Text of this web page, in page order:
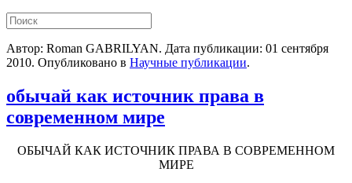
Автор: Roman GABRILYAN. Дата публикации: 01 сентября
2010. Опубликовано в Научные публикации.
обычай как источник права в
современном мире
ОБЫЧАЙ КАК ИСТОЧНИК ПРАВА В СОВРЕМЕННОМ
МИРЕ